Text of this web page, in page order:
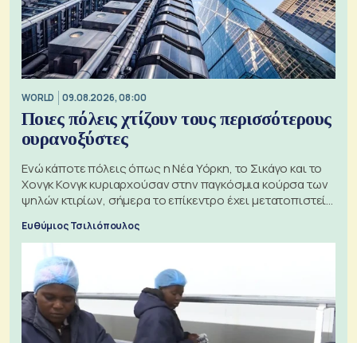
WORLD 09.08.2026, 08:00
Ποιες πόλεις χτίζουν τους περισσότερους
ουρανοξύστες
Ενώ κάποτε πόλεις όπως η Νέα Υόρκη, το Σικάγο και το
Χονγκ Κονγκ κυριαρχούσαν στην παγκόσμια κούρσα των
ψηλών κτιρίων, σήμερα το επίκεντρο έχει μετατοπιστεί
Ευθύμιος Τσιλιόπουλος